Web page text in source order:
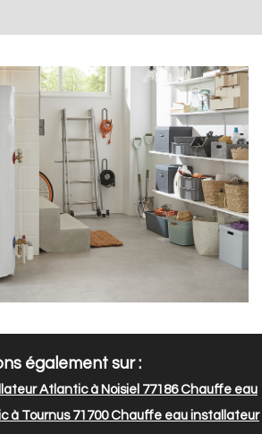
également sur :
Atlantic à Noisiel 77186Chauffe eau
à Tournus 71700Chauffe eau installateur